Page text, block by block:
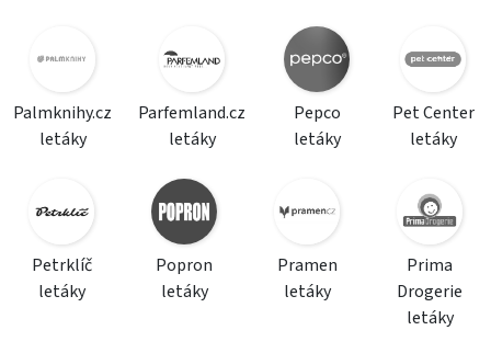
Palmknihy.cz
letáky
Parfemland.cz
letáky
Pepco
letáky
Pet Center
letáky
Petrklíč
letáky
Popron
letáky
Pramen
letáky
Prima
Drogerie
letáky